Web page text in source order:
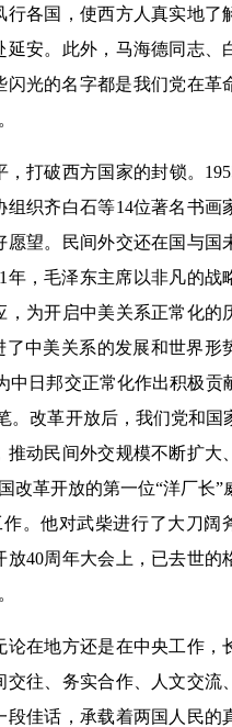
各国，使西方人真实地了
安。此外，马海德同志、
闪光的名字都是我们党在革
打破西方国家的封锁。
织齐白石等14位著名书画
望。民间外交还在国与国
年，毛泽东主席以非凡的战
为开启中美关系正常化的
了中美关系的发展和世界形
中日邦交正常化作出积极贡
。改革开放后，我们党和国
动民间外交规模不断扩大
改革开放的第一位“洋厂长”
。他对武柴进行了大刀阔
40周年大会上，已去世的
在地方还是在中央工作，
往、务实合作、人文交流
佳话，承载着两国人民的